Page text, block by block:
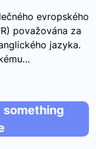
evropského
považována za
jazyka.